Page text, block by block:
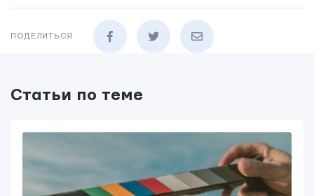
ПОДЕЛИТЬСЯ
Статьи по теме